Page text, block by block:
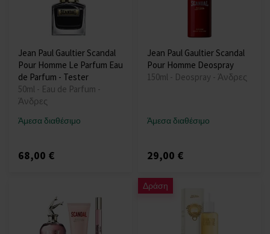
Jean Paul Gaultier Scandal
Pour Homme Le Parfum Eau
de Parfum - Tester
50ml - Eau de Parfum -
Άνδρες
Άμεσα διαθέσιμο
68,00 €
Jean Paul Gaultier Scandal
Pour Homme Deospray
150ml - Deospray - Άνδρες
Άμεσα διαθέσιμο
29,00 €
Δράση